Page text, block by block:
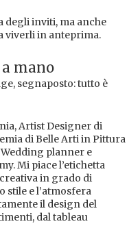
degli inviti, ma anche
viverli in anteprima.
mano
segnaposto: tutto è
Artist Designer di
di Belle Arti in Pittura
planner e
Mi piace l’etichetta
in grado di
e l’atmosfera
il design del
dal tableau